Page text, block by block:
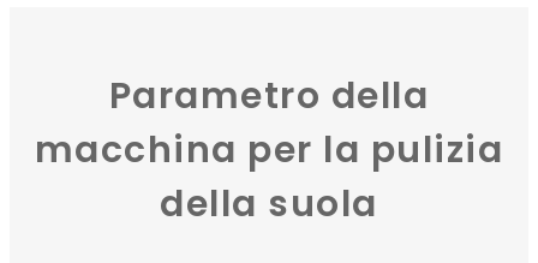
Parametro della
macchina per la pulizia
della suola